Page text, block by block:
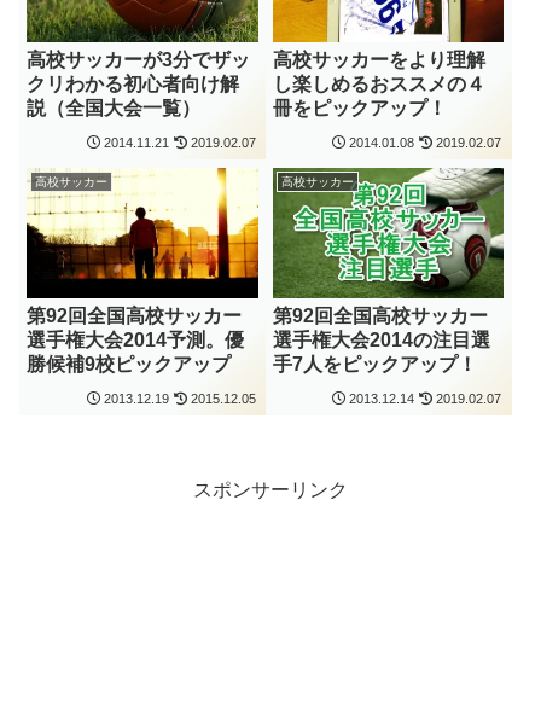
高校サッカーが3分でザッ
クリわかる初心者向け解
説（全国大会一覧）
2014.11.21 2019.02.07
高校サッカーをより理解
し楽しめるおススメの４
冊をピックアップ！
2014.01.08 2019.02.07
高校サッカー
第92回全国高校サッカー
選手権大会2014予測。優
勝候補9校ピックアップ
2013.12.19 2015.12.05
高校サッカー
第92回全国高校サッカー
選手権大会2014の注目選
手7人をピックアップ！
2013.12.14 2019.02.07
スポンサーリンク